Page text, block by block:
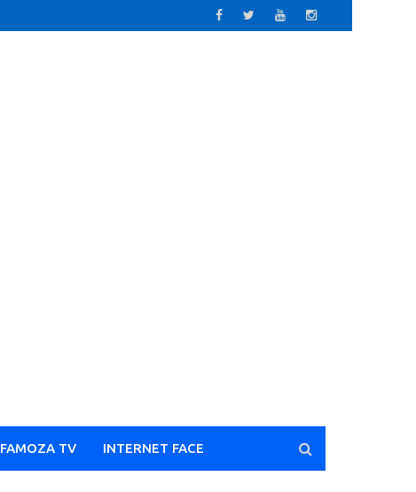
FAMOZA TV INTERNET FACE